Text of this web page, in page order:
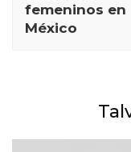
femeninos en
México